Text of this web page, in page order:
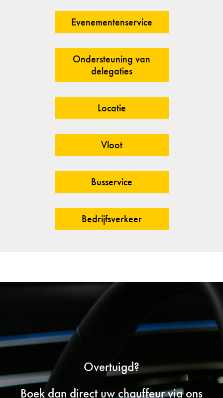
Evenementenservice
Ondersteuning van
delegaties
Locatie
Vloot
Busservice
Bedrijfsverkeer
Overtuigd?
Boek dan direct uw chauffeur via ons